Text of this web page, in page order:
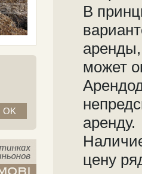
В
аренды,
может
аренду.
цену